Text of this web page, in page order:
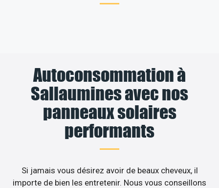
Autoconsommation à
Sallaumines avec nos
panneaux solaires
performants
Si jamais vous désirez avoir de beaux cheveux, il
importe de bien les entretenir. Nous vous conseillons